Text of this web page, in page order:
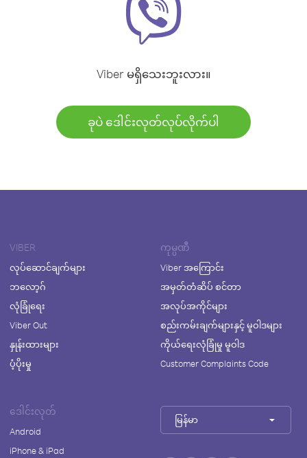
Viber မရှိသေးဘူးလား။
ခုပဲ ဒေါင်းလုတ်လုပ်လိုက်ပါ
VIBER
လုပ်ဆောင်ချက်များ
ဘလော့ဂ်
လုံခြုံရေး
Viber Out
နှုန်းထားများ
ပံ့ပိုးမှု
ကုမ္ပဏီ
Viber အကြောင်း
အမှတ်တံဆိပ် စင်တာ
အလုပ်အကိုင်များ
စည်းကမ်းချက်များနှင့် မူဝါဒများ
ကိုယ်ရေးလုံခြုံမှု မူဝါဒ
Customer Complaints Code
ဒေါင်းလုတ်
Android
iPhone & iPad
မြန်မာ